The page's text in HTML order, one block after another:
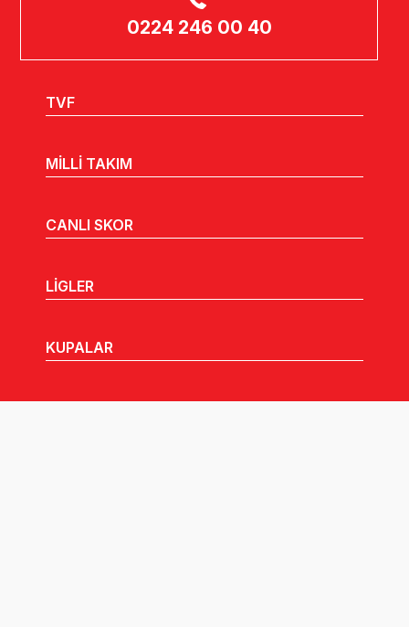
0224 246 00 40
TVF
MİLLİ TAKIM
CANLI SKOR
LİGLER
KUPALAR